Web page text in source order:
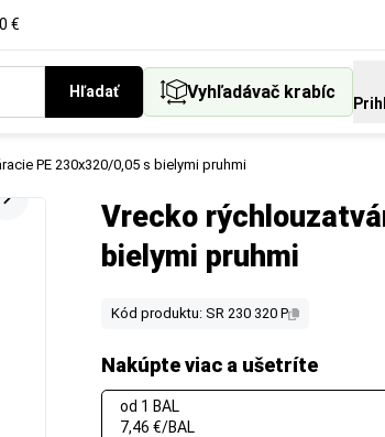
€
Hľadať Vyhľadávač krabíc
PE 230x320/0,05 s bielymi pruhmi
Vrecko
bielymi pruhmi
Kód produktu: SR 230 320 P
Nakúpte viac a ušetríte
od 1 BAL
7,46 €/BAL